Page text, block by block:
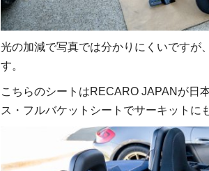
光の加減で写真では分かりにくいですが
す。
こちらのシートはRECARO JAPANが日
ス・フルバケットシートでサーキットに